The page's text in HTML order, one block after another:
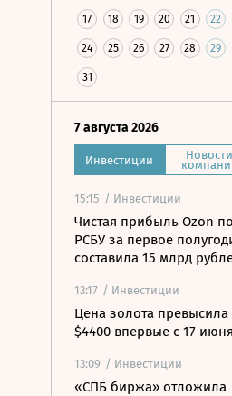
17 18 19 20 21 22
24 25 26 27 28 29
31
7 августа 2026
Инвестиции Новости
15:15 / Инвестиции
Чистая прибыль Ozon по
РСБУ за первое
составила 15 млрд
13:17 / Инвестиции
Цена золота превысила
$4400 впервые с 17 июня
13:09 / Инвестиции
«СПБ биржа» отложила